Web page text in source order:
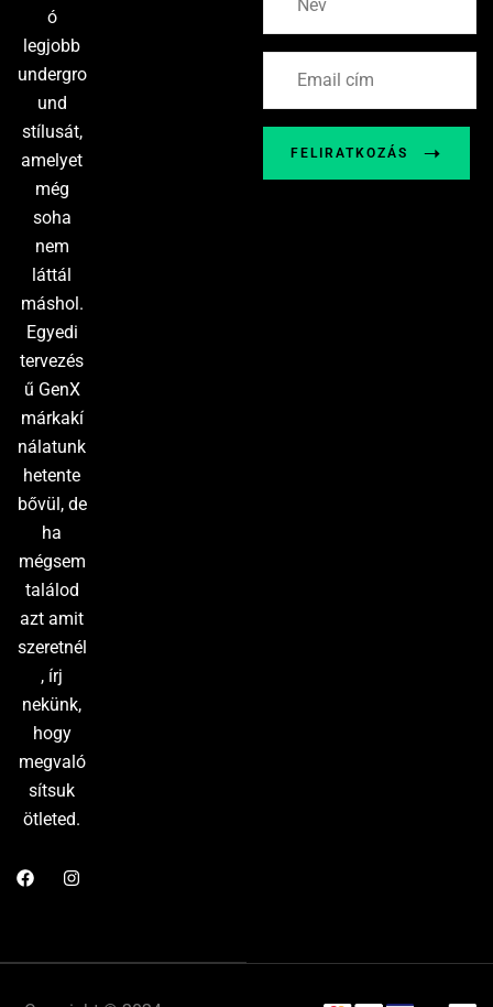
ó
legjobb
undergro
und
stílusát,
amelyet
még
soha
nem
láttál
máshol.
Egyedi
tervezés
ű GenX
márkakí
nálatunk
hetente
bővül, de
ha
mégsem
találod
azt amit
szeretnél
, írj
nekünk,
hogy
megvaló
sítsuk
ötleted.
FELIRATKOZÁS